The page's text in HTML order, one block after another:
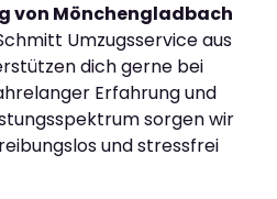
von Mönchengladbach
Umzugsservice aus
dich gerne bei
Erfahrung und
sorgen wir
und stressfrei